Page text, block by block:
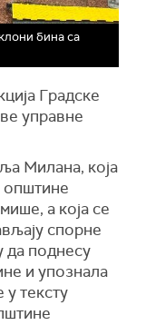
бина са
Градске
управне
Милана, која
општине
а која се
спорне
да поднесу
и упознала
тексту